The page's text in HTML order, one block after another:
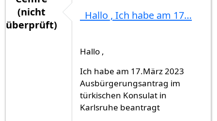
(nicht
überprüft)
Hallo , Ich habe am 17…
Hallo ,
Ich habe am 17.März 2023
Ausbürgerungsantrag im
türkischen Konsulat in
Karlsruhe beantragt